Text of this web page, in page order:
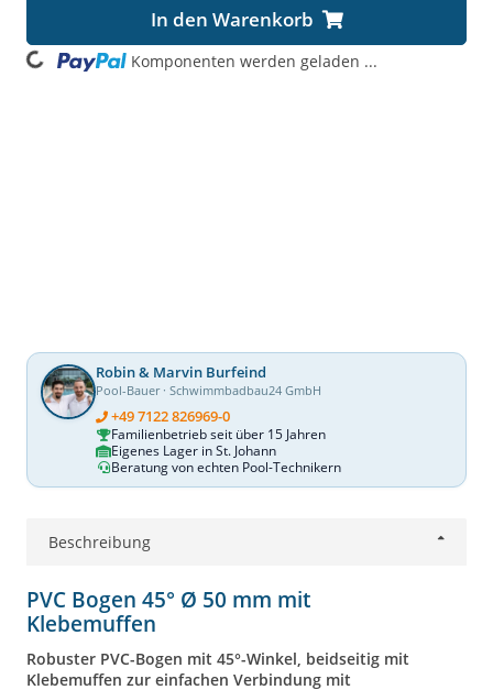
In den Warenkorb
Komponenten werden geladen ...
Robin & Marvin Burfeind
Pool-Bauer · Schwimmbadbau24 GmbH
+49 7122 826969-0
Familienbetrieb seit über 15 Jahren
Eigenes Lager in St. Johann
Beratung von echten Pool-Technikern
Beschreibung
PVC Bogen 45° Ø 50 mm mit
Klebemuffen
Robuster PVC-Bogen mit 45°-Winkel, beidseitig mit
Klebemuffen zur einfachen Verbindung mit